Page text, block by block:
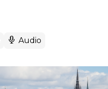
Audio